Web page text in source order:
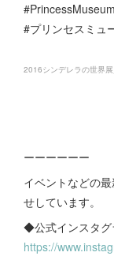
#プリンセスミュ
2016シンデレラの世界
ーーーーーー
イベントなどの
せしています。
◆公式インスタグ
https://